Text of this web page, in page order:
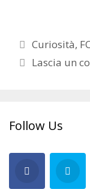
Categorie
Curiosità,
Lascia un
Follow Us